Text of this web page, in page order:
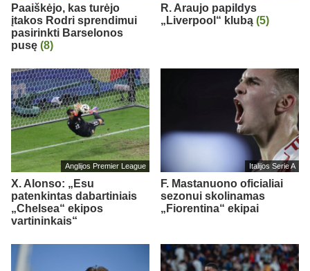
Paaiškėjo, kas turėjo
įtakos Rodri sprendimui
pasirinkti Barselonos
pusę (8)
R. Araujo papildys
„Liverpool“ klubą (5)
Anglijos Premier League
X. Alonso: „Esu
patenkintas dabartiniais
„Chelsea“ ekipos
vartininkais“
Italijos Serie A
F. Mastanuono oficialiai
sezonui skolinamas
„Fiorentina“ ekipai